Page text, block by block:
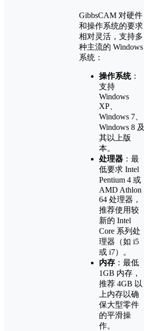
GibbsCAM 对硬件
和操作系统的要求
相对灵活，支持多
种主流的 Windows
系统：
操作系统：
支持
Windows
XP、
Windows 7、
Windows 8 及
其以上版
本。
处理器 ：最
低要求 Intel
Pentium 4 或
AMD Athlon
64 处理器，
推荐使用较
新的 Intel
Core 系列处
理器（如 i5
或 i7）。
内存 ：最低
1GB 内存，
推荐 4GB 以
上内存以确
保大型零件
的平滑操
作。